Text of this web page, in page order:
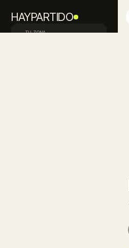
HAYPARTIDO
TU ZONA